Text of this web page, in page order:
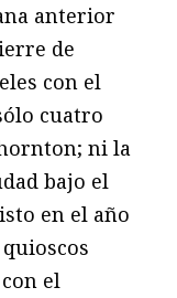
anterior
de
con el
cuatro
ni la
bajo el
en el año
con el